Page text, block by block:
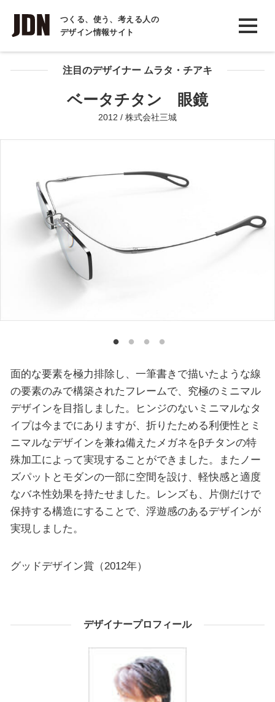
つくる、使う、考える人の
デザイン情報サイト
INTERVIEW
インタビュー
REPORT
注目のデザイナー ムラタ・チアキ
ベータチタン 眼鏡
2012 / 株式会社三城
面的な要素を極力排除し、一筆書きで描いたような線
の要素のみで構築されたフレームで、究極のミニマル
デザインを目指しました。ヒンジのないミニマルなタ
イプは今までにありますが、折りたためる利便性とミ
ニマルなデザインを兼ね備えたメガネをβチタンの特
殊加工によって実現することができました。またノー
ズパットとモダンの一部に空間を設け、軽快感と適度
なバネ性効果を持たせました。レンズも、片側だけで
保持する構造にすることで、浮遊感のあるデザインが
実現しました。
グッドデザイン賞（2012年）
デザイナープロフィール